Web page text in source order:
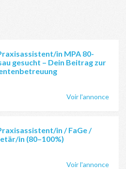
in MPA 80-
gesucht – Dein Beitrag zur
Voir l'annonce
in / FaGe /
in (80–100%)
Voir l'annonce